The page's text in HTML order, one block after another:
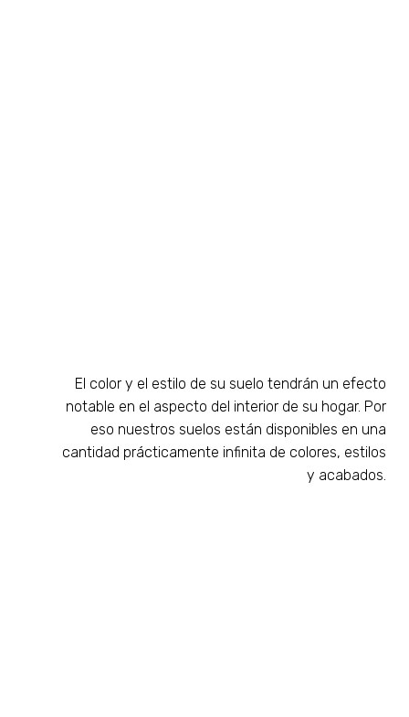
El color y el estilo de su suelo tendrán un efecto
notable en el aspecto del interior de su hogar. Por
eso nuestros suelos están disponibles en una
cantidad prácticamente infinita de colores, estilos
y acabados.